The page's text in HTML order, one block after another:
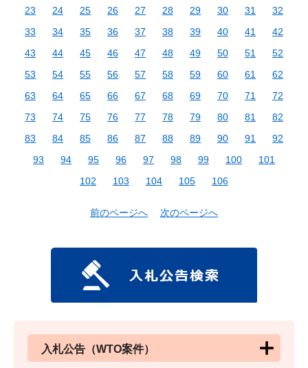
23
24 25 26 27 28 29 30 31
32
33
34 35 36 37 38 39 40 41
42
43
44 45 46 47 48 49 50 51
52
53
54 55 56 57 58 59 60 61
62
63
64 65 66 67 68 69 70 71
72
73
74 75 76 77 78 79 80 81
82
83
84 85 86 87 88 89 90 91
92
93
94 95 96 97 98 99 100
101
102
103 104 105 106
前のページへ 次のページへ
入札公告（WTO案件）